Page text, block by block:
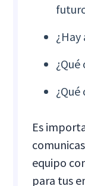
¿Hay
Es
equipo
para tus